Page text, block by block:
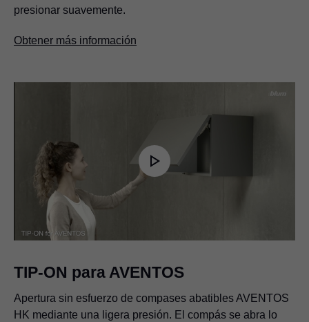
presionar suavemente.
Obtener más información
Play
TIP-ON para AVENTOS
Apertura sin esfuerzo de compases abatibles AVENTOS
HK mediante una ligera presión. El compás se abra lo